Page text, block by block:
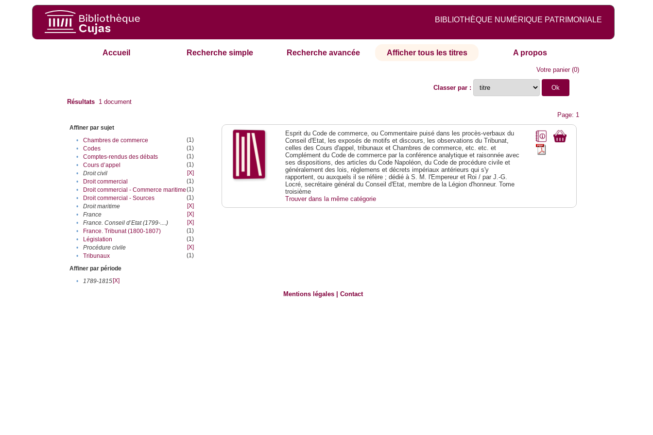
BIBLIOTHÈQUE NUMÉRIQUE PATRIMONIALE
Accueil Recherche simple Recherche avancée Afficher tous les titres A propos
Votre panier(0)
Classer par :
Résultats 1 document
Page: 1
Affiner par sujet
•
Chambres de commerce
(1)
•
Codes
(1)
•
Comptes-rendus des débats
(1)
•
Cours d’appel
(1)
•
Droit civil
[X]
•
Droit commercial
(1)
•
Droit commercial - Commerce maritime(1)
•
Droit commercial - Sources
(1)
•
Droit maritime
[X]
•
France
[X]
•
France. Conseil d’Etat (1799-....)
[X]
•
France. Tribunat (1800-1807)
(1)
•
Législation
(1)
•
Procédure civile
[X]
•
Tribunaux
(1)
Affiner par période
•
1789-1815[X]
Esprit du Code de commerce, ou Commentaire puisé dans les procès-verbaux du
Conseil d'Etat, les exposés de motifs et discours, les observations du Tribunat,
celles des Cours d'appel, tribunaux et Chambres de commerce, etc. etc. et
Complément du Code de commerce par la conférence analytique et raisonnée avec
ses dispositions, des articles du Code Napoléon, du Code de procédure civile et
généralement des lois, réglemens et décrets impériaux antérieurs qui s'y
rapportent, ou auxquels il se réfère ; dédié à S. M. l'Empereur et Roi / par J.-G.
Locré, secrétaire général du Conseil d'Etat, membre de la Légion d'honneur. Tome
troisième
Trouver dans la même catégorie
Mentions légales |Contact